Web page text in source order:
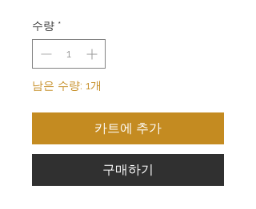
수량 *
남은 수량: 1개
카트에 추가
구매하기